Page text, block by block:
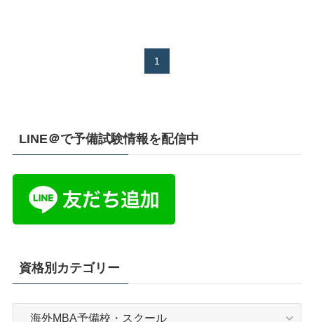
1
LINE＠で予備試験情報を配信中
資格別カテゴリー